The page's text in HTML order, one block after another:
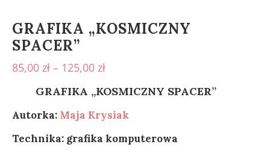
GRAFIKA „KOSMICZNY
SPACER”
85,00 zł – 125,00 zł
GRAFIKA „KOSMICZNY SPACER”ĄŹ”
Autorka: Maja Krysiak
Technika: grafika komputerowa